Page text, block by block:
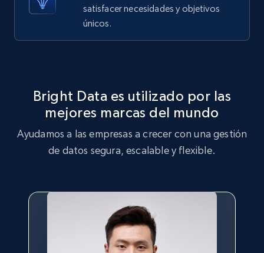
X (formerly Twitter) - Posts - Getting x
10.4K+ 1.2K+ Prueba gratuita
TikTok - Profiles
Like engagement rate, Bio link, Predicted lang,
963+ Prueba gratuita
satisfacer necesidades y objetivos
únicos.
Bright Data es utilizado por las
mejores marcas del mundo
Ayudamos a las empresas a crecer con una gestión
de datos segura, escalable y flexible.